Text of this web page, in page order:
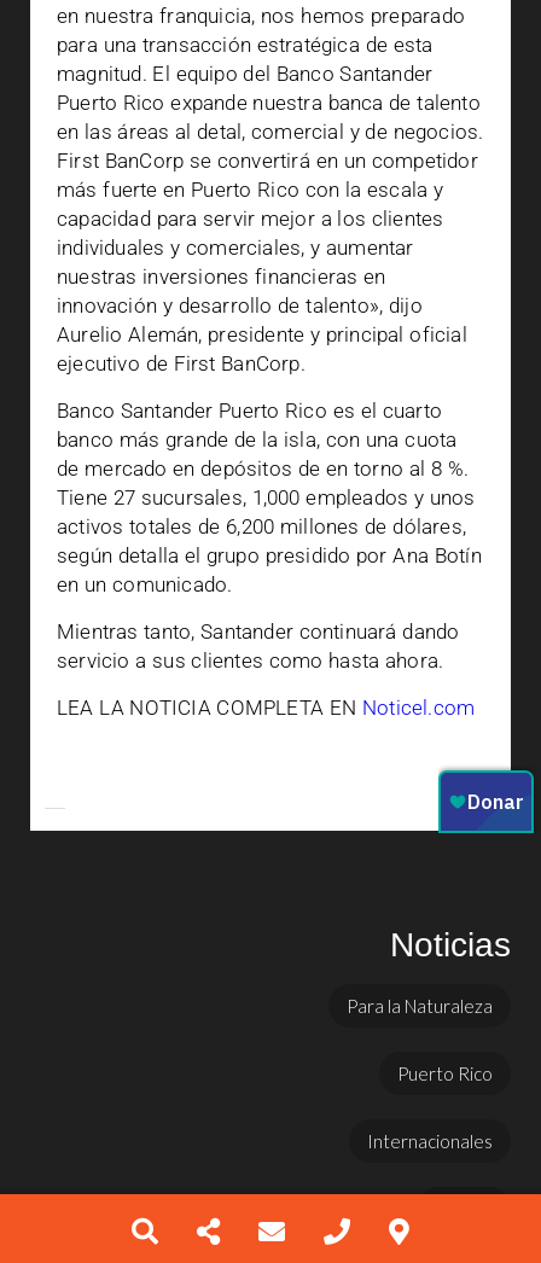
en nuestra franquicia, nos hemos preparado
para una transacción estratégica de esta
magnitud. El equipo del Banco Santander
Puerto Rico expande nuestra banca de talento
en las áreas al detal, comercial y de negocios.
First BanCorp se convertirá en un competidor
más fuerte en Puerto Rico con la escala y
capacidad para servir mejor a los clientes
individuales y comerciales, y aumentar
nuestras inversiones financieras en
innovación y desarrollo de talento», dijo
Aurelio Alemán, presidente y principal oficial
ejecutivo de First BanCorp.
Banco Santander Puerto Rico es el cuarto
banco más grande de la isla, con una cuota
de mercado en depósitos de en torno al 8 %.
Tiene 27 sucursales, 1,000 empleados y unos
activos totales de 6,200 millones de dólares,
según detalla el grupo presidido por Ana Botín
en un comunicado.
Mientras tanto, Santander continuará dando
servicio a sus clientes como hasta ahora.
LEA LA NOTICIA COMPLETA EN Noticel.com
Noticias
Para la Naturaleza
Puerto Rico
Internacionales